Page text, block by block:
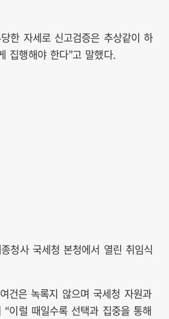
한 자세로 신고검증은 추상같이 하
집행해야 한다”고 말했다.
청사 국세청 본청에서 열린 취임식
건은 녹록지 않으며 국세청 자원과
“이럴 때일수록 선택과 집중을 통해